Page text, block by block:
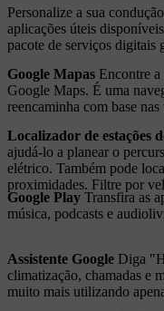
Personalize a sua
aplicações úteis
pacote de serviços digitais
Google Mapas
Google Maps. É uma
reencaminha com base
Localizador de estações
ajudá-lo a planear o
elétrico. Também pode
proximidades. Filtre por
Google Play
música, podcasts e
Assistente Google
climatização, chamadas e
muito mais utilizando